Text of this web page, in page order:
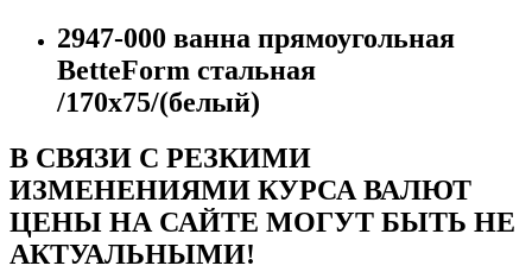
2947-000 ванна прямоугольная
BetteForm стальная
/170x75/(белый)
В СВЯЗИ С РЕЗКИМИ
ИЗМЕНЕНИЯМИ КУРСА ВАЛЮТ
ЦЕНЫ НА САЙТЕ МОГУТ БЫТЬ НЕ
АКТУАЛЬНЫМИ!